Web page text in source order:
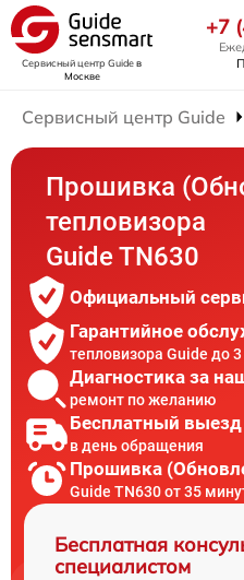
Сервисный центр Guideв
Москве
+7
Сервисный центр Guide
Прошивка
тепловизора
Guide TN630
Официальный
Гарантийное
тепловизора Guide до 3
Диагностика за
ремонт по желанию
Бесплатный выезд
в день обращения
Прошивка
Guide TN630 от 35
Бесплатная
специалистом